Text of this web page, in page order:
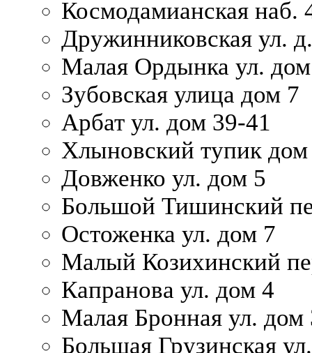
Космодамианская наб.
Дружинниковская ул.
Малая Ордынка ул.
Зубовская улица дом 7
Арбат ул. дом 39-41
Хлыновский тупик
Довженко ул. дом 5
Большой Тишинский
Остоженка ул. дом 7
Малый Козихинский
Капранова ул. дом 4
Малая Бронная ул. дом
Большая Грузинская